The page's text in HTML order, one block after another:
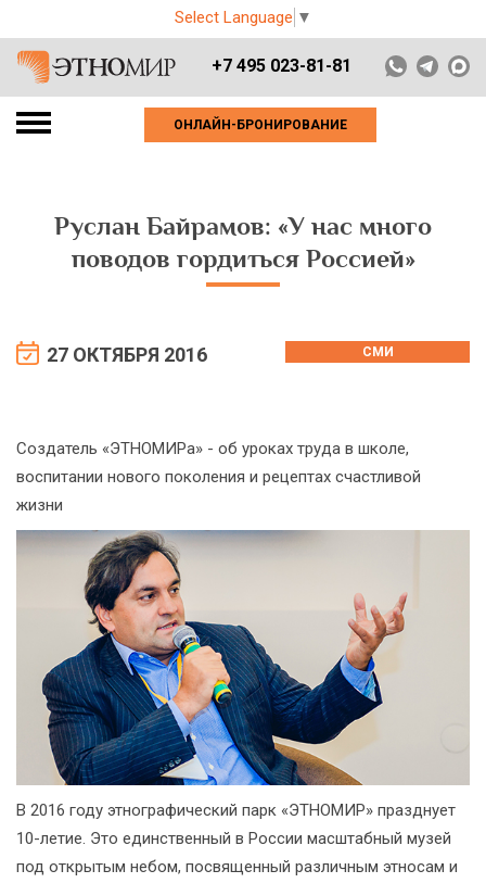
Select Language ▼
+7 495 023-81-81
ОНЛАЙН-БРОНИРОВАНИЕ
Руслан Байрамов: «У нас много
поводов гордиться Россией»
27 ОКТЯБРЯ 2016 СМИ
Создатель «ЭТНОМИРа» - об уроках труда в школе,
воспитании нового поколения и рецептах счастливой
жизни
В 2016 году этнографический парк «ЭТНОМИР» празднует
10-летие. Это единственный в России масштабный музей
под открытым небом, посвященный различным этносам и